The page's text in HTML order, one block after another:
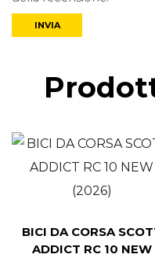
BICI DA CORSA
ADDICT RC 10 NEW